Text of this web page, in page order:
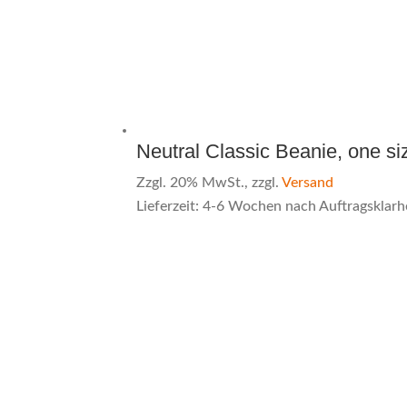
Neutral Classic Beanie, one
Zzgl. 20% MwSt., zzgl.Versand
Lieferzeit: 4-6 Wochen nach